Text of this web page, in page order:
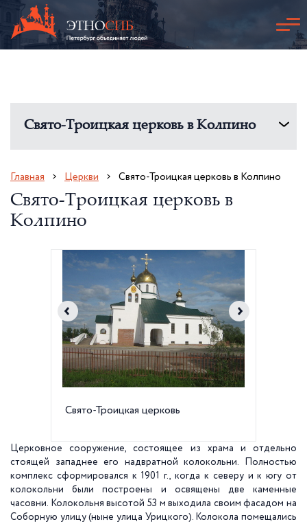
Свято-Троицкая церковь в Колпино
Главная Церкви Свято-Троицкая церковь в Колпино
Свято-Троицкая церковь в
Колпино
Свято-Троицкая церковь
Церковное сооружение, состоящее из храма и отдельно
стоящей западнее его надвратной колокольни. Полностью
комплекс сформировался к 1901 г., когда к северу и к югу от
колокольни были построены и освящены две каменные
часовни. Колокольня высотой 53 м выходила своим фасадом на
Соборную улицу (ныне улица Урицкого). Колокола помещались